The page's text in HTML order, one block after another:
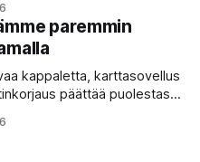
oikein “puhu”
pienen palapelityön tulos.
kuuluukin mennä. Puhe
paremmin
kappaletta, karttasovellus
päättää puolestasi,
huomaat itse